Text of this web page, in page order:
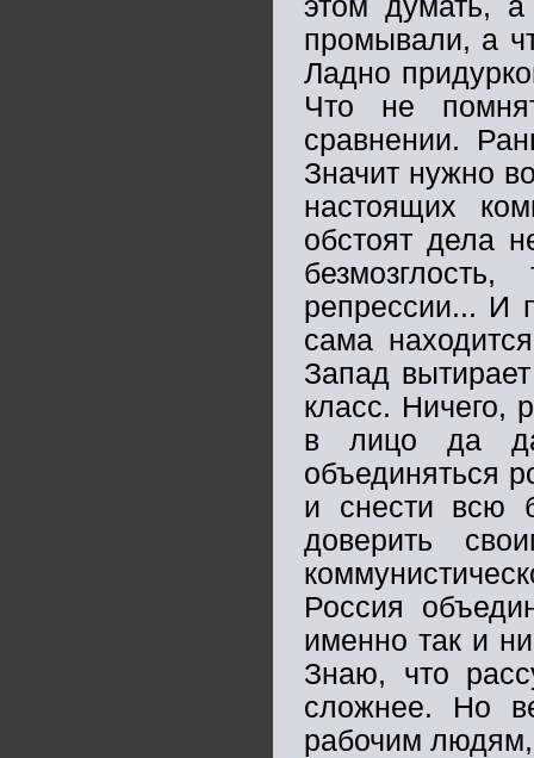
этом думать,
промывали, а
Ладно
Что не
сравнении.
Значит нужно
настоящих
обстоят дела
репрессии... И
сама
Запад
класс. Ничего,
в лицо да
объединяться
и снести всю
доверить
Россия
именно так и
Знаю, что
сложнее. Но
рабочим